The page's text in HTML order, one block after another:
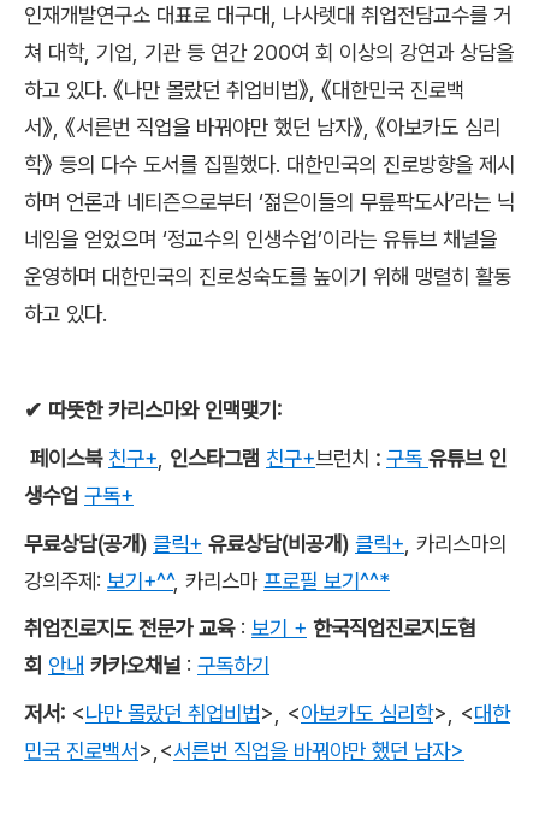
인재개발연구소 대표로 대구대 나사렛대 취업전담교수를 거
쳐 대학, 기업 기관 등 연간 200여 회 이상의 강연과 상담을
하고 있다. 《나만 몰랐던 취업비법》 《대한민국 진로백
서》 《서른번 직업을 바꿔야만 했던 남자》 《아보카도 심리
학》 등의 다수 도서를 집필했다. 대한민국의 진로방향을 제시
하며 언론과 네티즌으로부터 ‘젊은이들의 무릎팍도사’라는 닉
네임을 얻었으며 ‘정교수의 인생수업’이라는 유튜브 채널을
운영하며 대한민국의 진로성숙도를 높이기 위해 맹렬히 활동
하고 있다.
✔ 따뜻한 카리스마와 인맥맺기:
페이스북 친구+ 인스타그램 친구+브런치 : 구독 유튜브 인
생수업 구독+
무료상담(공개) 클릭+ 유료상담(비공개) 클릭+ 카리스마의
강의주제: 보기+^^, 카리스마 프로필 보기^^*
취업진로지도 전문가 교육 : 보기 + 한국직업진로지도협
회 안내 카카오채널 : 구독하기
저서: <나만 몰랐던 취업비법>, <아보카도 심리학>, <대한
민국 진로백서>,<서른번 직업을 바꿔야만 했던 남자>